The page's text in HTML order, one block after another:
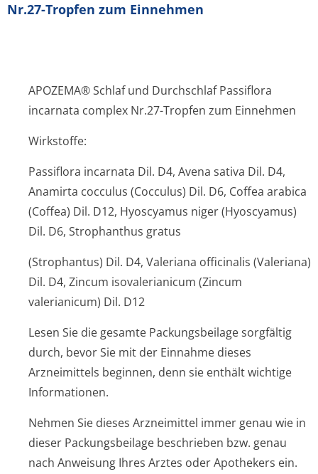
Nr.27-Tropfen zum Einnehmen
APOZEMA® Schlaf und Durchschlaf Passiflora
incarnata complex Nr.27-Tropfen zum Einnehmen
Wirkstoffe:
Passiflora incarnata Dil. D4, Avena sativa Dil. D4,
Anamirta cocculus (Cocculus) Dil. D6, Coffea arabica
(Coffea) Dil. D12, Hyoscyamus niger (Hyoscyamus)
Dil. D6, Strophanthus gratus
(Strophantus) Dil. D4, Valeriana officinalis (Valeriana)
Dil. D4, Zincum isovalerianicum (Zincum
valerianicum) Dil. D12
Lesen Sie die gesamte Packungsbeilage sorgfältig
durch, bevor Sie mit der Einnahme dieses
Arzneimittels beginnen, denn sie enthält wichtige
Informationen.
Nehmen Sie dieses Arzneimittel immer genau wie in
dieser Packungsbeilage beschrieben bzw. genau
nach Anweisung Ihres Arztes oder Apothekers ein.